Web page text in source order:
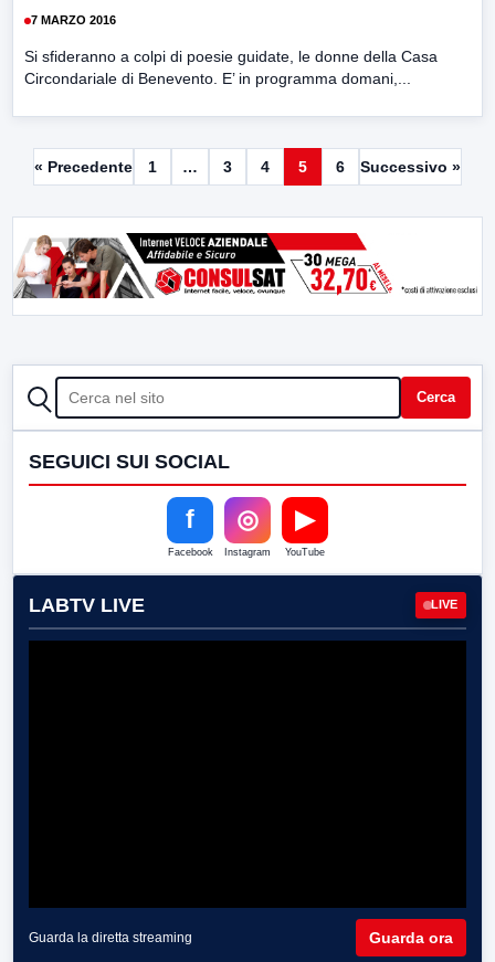
7 MARZO 2016
Si sfideranno a colpi di poesie guidate, le donne della Casa
Circondariale di Benevento. E’ in programma domani,...
« Precedente 1 … 3 4 5 6 Successivo »
CERCA Cerca
SEGUICI SUI SOCIAL
f
Facebook
◎
Instagram
▶
YouTube
LABTV LIVE LIVE
Guarda la diretta streaming Guarda ora